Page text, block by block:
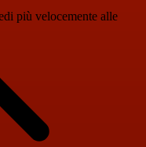
più velocemente alle